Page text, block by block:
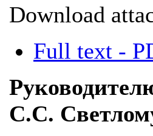
Download
Full text -
С.С.